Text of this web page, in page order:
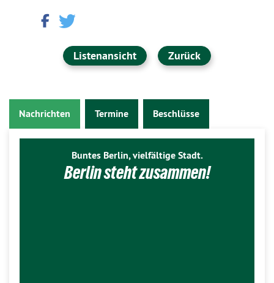
Listenansicht Zurück
Nachrichten Termine Beschlüsse
Buntes Berlin, vielfältige Stadt.
Berlin steht zusammen!